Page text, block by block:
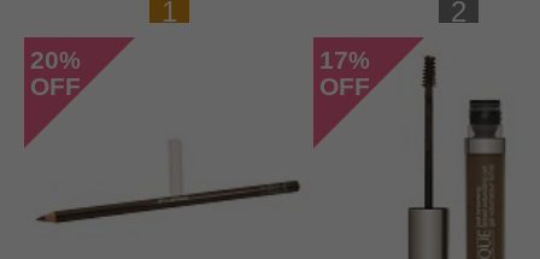
1
20%
OFF
2
17%
OFF